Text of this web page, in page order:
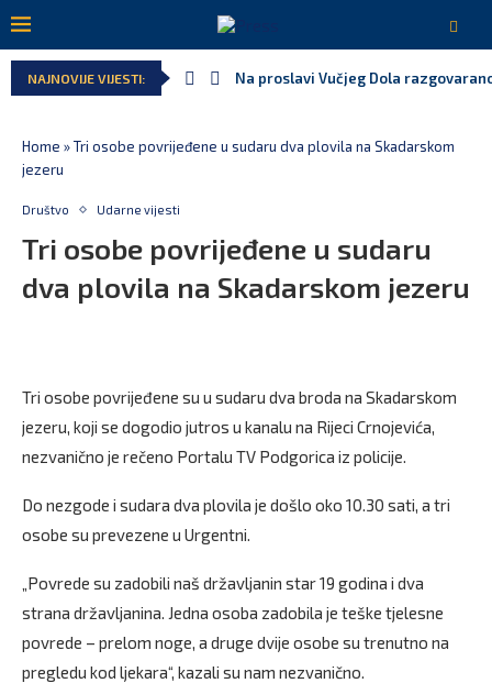
NAJNOVIJE VIJESTI: Na proslavi Vučjeg Dola
Home »Tri osobe povrijeđene u sudaru dva plovila na Skadarskom
jezeru
Društvo Udarne vijesti
Tri osobe povrijeđene u sudaru
dva plovila na Skadarskom jezeru
Tri osobe povrijeđene su u sudaru dva broda na Skadarskom
jezeru, koji se dogodio jutros u kanalu na Rijeci Crnojevića,
nezvanično je rečeno Portalu TV Podgorica iz policije.
Do nezgode i sudara dva plovila je došlo oko 10.30 sati, a tri
osobe su prevezene u Urgentni.
„Povrede su zadobili naš državljanin star 19 godina i dva
strana državljanina. Jedna osoba zadobila je teške tjelesne
povrede – prelom noge, a druge dvije osobe su trenutno na
pregledu kod ljekara“, kazali su nam nezvanično.